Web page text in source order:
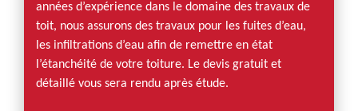
années d’expérience dans le domaine des travaux de
toit, nous assurons des travaux pour les fuites d’eau,
les infiltrations d’eau afin de remettre en état
l’étanchéité de votre toiture. Le devis gratuit et
détaillé vous sera rendu après étude.